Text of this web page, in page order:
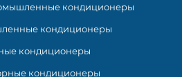
кондиционеры
кондиционеры
кондиционеры
кондиционеры